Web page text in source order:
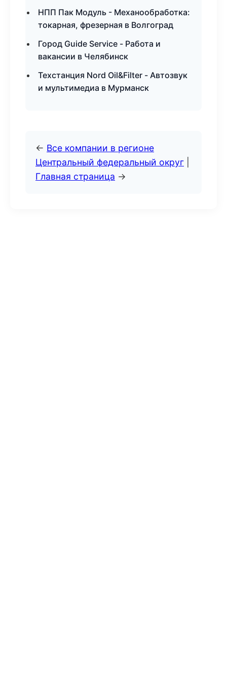
НПП Пак Модуль - Механообработка:
токарная, фрезерная в Волгоград
Город Guide Service - Работа и
вакансии в Челябинск
Техстанция Nord Oil&Filter - Автозвук
и мультимедиа в Мурманск
← Все компании в регионе
Центральный федеральный округ
Главная страница →